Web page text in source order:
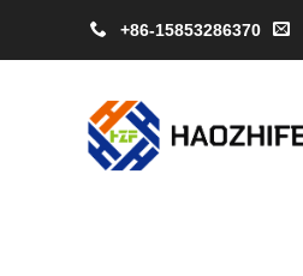
+86-15853286370